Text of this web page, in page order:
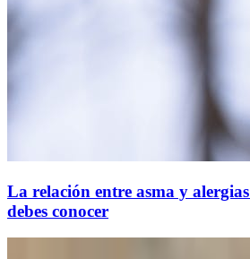
La relación entre asma y
debes conocer